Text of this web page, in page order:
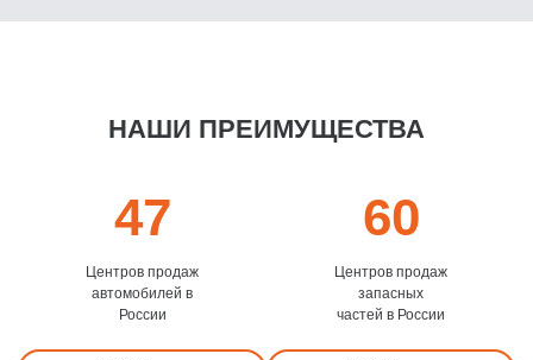
НАШИ ПРЕИМУЩЕСТВА
47
Центров продаж
автомобилей в
России
60
Центров продаж
запасных
частей в России